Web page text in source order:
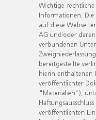
Wichtige
Informationen.
auf diese
AG und/oder
verbundenen
bereitgestellte
hierin enthaltenen
veröffentlichter
"Materialien"),
veröffentlichten